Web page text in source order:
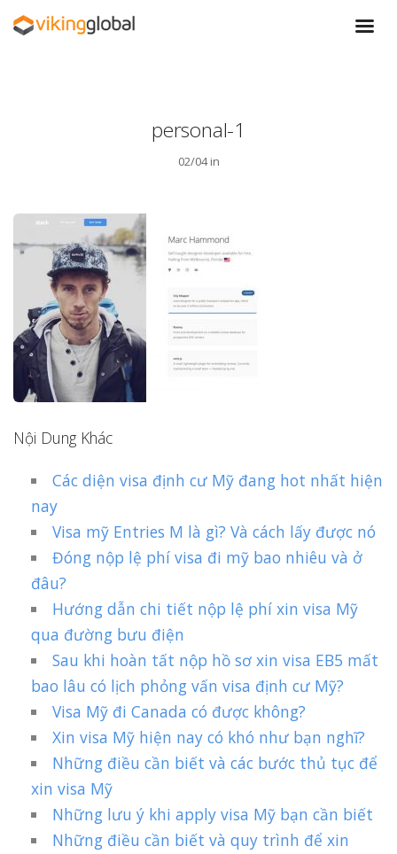
personal-1
02/04 in
Nội Dung Khác
Các diện visa định cư Mỹ đang hot nhất hiện
nay
Visa mỹ Entries M là gì? Và cách lấy được nó
Đóng nộp lệ phí visa đi mỹ bao nhiêu và ở
đâu?
Hướng dẫn chi tiết nộp lệ phí xin visa Mỹ
qua đường bưu điện
Sau khi hoàn tất nộp hồ sơ xin visa EB5 mất
bao lâu có lịch phỏng vấn visa định cư Mỹ?
Visa Mỹ đi Canada có được không?
Xin visa Mỹ hiện nay có khó như bạn nghĩ?
Những điều cần biết và các bước thủ tục để
xin visa Mỹ
Những lưu ý khi apply visa Mỹ bạn cần biết
Những điều cần biết và quy trình để xin